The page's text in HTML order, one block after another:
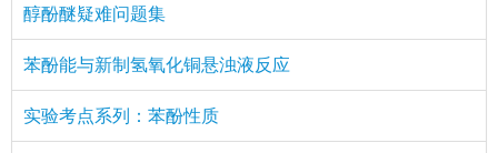
醇酚醚疑难问题集
苯酚能与新制氢氧化铜悬浊液反应
实验考点系列：苯酚性质